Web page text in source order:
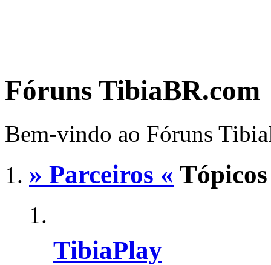
Fóruns TibiaBR.com
Bem-vindo ao Fóruns
» Parceiros «
TibiaPlay